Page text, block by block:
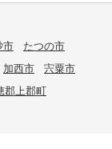
市
たつの市
加西市
宍粟市
郡上郡町